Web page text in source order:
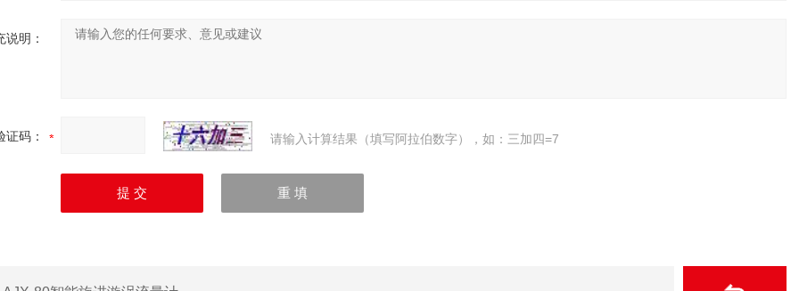
说明：
证码： 请输入计算结果（填写阿拉伯数字），如：三加四=7